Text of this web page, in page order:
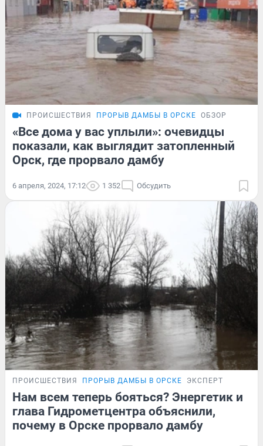
ПРОИСШЕСТВИЯ ПРОРЫВ ДАМБЫ В ОРСКЕ ОБЗОР
«Все дома у вас уплыли»: очевидцы
показали, как выглядит затопленный
Орск, где прорвало дамбу
6 апреля, 2024, 17:12 1 352 Обсудить
ПРОИСШЕСТВИЯ ПРОРЫВ ДАМБЫ В ОРСКЕ ЭКСПЕРТ
Нам всем теперь бояться? Энергетик и
глава Гидрометцентра объяснили,
почему в Орске прорвало дамбу